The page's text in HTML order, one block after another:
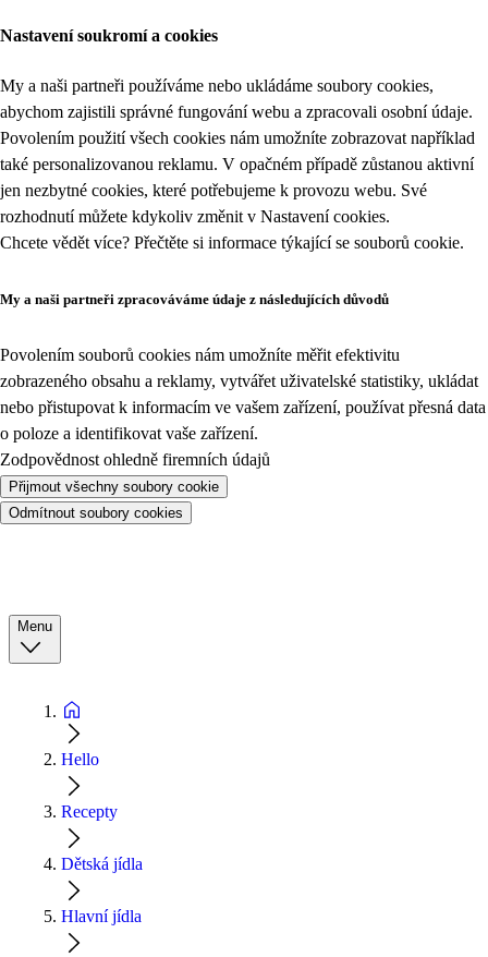
Nastavení soukromí a cookies
My a naši partneři používáme nebo ukládáme soubory cookies,
abychom zajistili správné fungování webu a zpracovali osobní údaje.
Povolením použití všech cookies nám umožníte zobrazovat například
také personalizovanou reklamu. V opačném případě zůstanou aktivní
jen nezbytné cookies, které potřebujeme k provozu webu. Své
rozhodnutí můžete kdykoliv změnit v Nastavení cookies.
Chcete vědět více? Přečtěte si informace týkající se souborů cookie.
My a naši partneři zpracováváme údaje z následujících důvodů
Povolením souborů cookies nám umožníte měřit efektivitu
zobrazeného obsahu a reklamy, vytvářet uživatelské statistiky, ukládat
nebo přistupovat k informacím ve vašem zařízení, používat přesná data
o poloze a identifikovat vaše zařízení.
Zodpovědnost ohledně firemních údajů
Přijmout všechny soubory cookie
Odmítnout soubory cookies
Menu
Hello
Recepty
Dětská jídla
Hlavní jídla